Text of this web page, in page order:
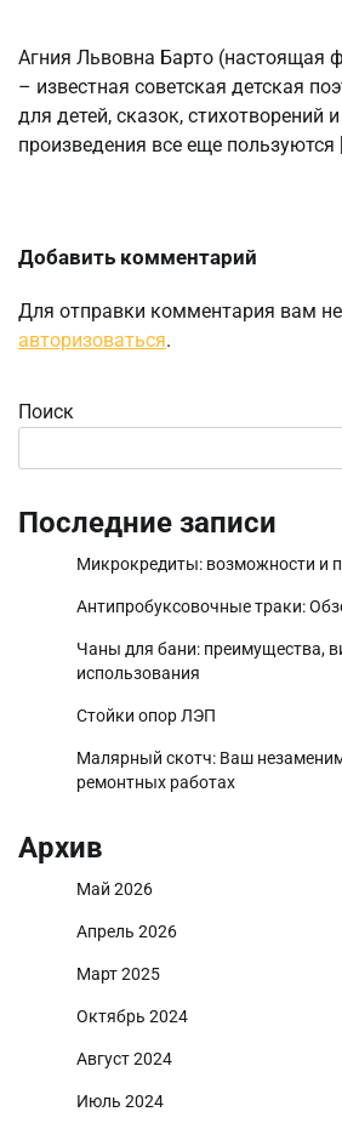
Агния Львовна Барто (настоящая
– известная советская детская
для детей, сказок, стихотворений
произведения все еще пользуются
Добавить комментарий
Для отправки комментария вам
авторизоваться.
Поиск
Последние записи
Микрокредиты: возможности и
Антипробуксовочные траки:
Чаны для бани: преимущества,
использования
Стойки опор ЛЭП
Малярный скотч: Ваш
ремонтных работах
Архив
Май 2026
Апрель 2026
Март 2025
Октябрь 2024
Август 2024
Июль 2024